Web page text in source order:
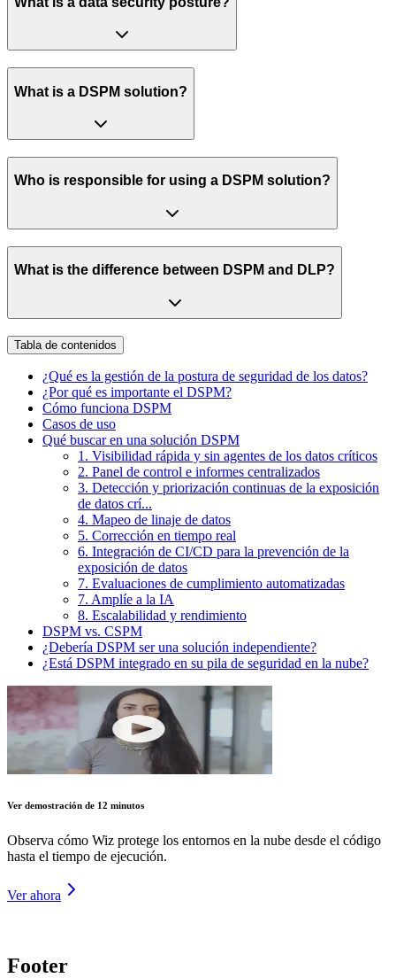
What is a DSPM solution?
Who is responsible for using a DSPM solution?
What is the difference between DSPM and DLP?
Tabla de contenidos
¿Qué es la gestión de la postura de seguridad de los datos?
¿Por qué es importante el DSPM?
Cómo funciona DSPM
Casos de uso
Qué buscar en una solución DSPM
1. Visibilidad rápida y sin agentes de los datos críticos
2. Panel de control e informes centralizados
3. Detección y priorización continuas de la exposición
de datos crí...
4. Mapeo de linaje de datos
5. Corrección en tiempo real
6. Integración de CI/CD para la prevención de la
exposición de datos
7. Evaluaciones de cumplimiento automatizadas
7. Amplíe a la IA
8. Escalabilidad y rendimiento
DSPM vs. CSPM
¿Debería DSPM ser una solución independiente?
¿Está DSPM integrado en su pila de seguridad en la nube?
Ver demostración de 12 minutos
Observa cómo Wiz protege los entornos en la nube desde el código
hasta el tiempo de ejecución.
Ver ahora
Footer